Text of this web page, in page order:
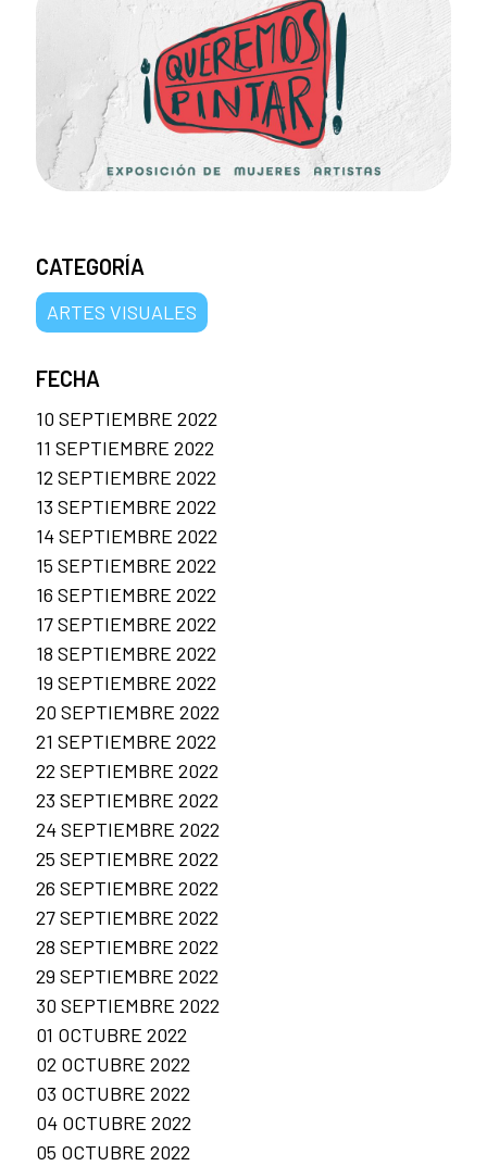
CATEGORÍA
ARTES VISUALES
FECHA
10 SEPTIEMBRE 2022
11 SEPTIEMBRE 2022
12 SEPTIEMBRE 2022
13 SEPTIEMBRE 2022
14 SEPTIEMBRE 2022
15 SEPTIEMBRE 2022
16 SEPTIEMBRE 2022
17 SEPTIEMBRE 2022
18 SEPTIEMBRE 2022
19 SEPTIEMBRE 2022
20 SEPTIEMBRE 2022
21 SEPTIEMBRE 2022
22 SEPTIEMBRE 2022
23 SEPTIEMBRE 2022
24 SEPTIEMBRE 2022
25 SEPTIEMBRE 2022
26 SEPTIEMBRE 2022
27 SEPTIEMBRE 2022
28 SEPTIEMBRE 2022
29 SEPTIEMBRE 2022
30 SEPTIEMBRE 2022
01 OCTUBRE 2022
02 OCTUBRE 2022
03 OCTUBRE 2022
04 OCTUBRE 2022
05 OCTUBRE 2022